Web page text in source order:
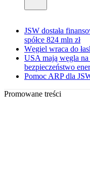
JSW dostała
spółce 824 mln zł
Węgiel wraca do
USA mają węgla
bezpieczeństwo
Pomoc ARP dla
Promowane treści